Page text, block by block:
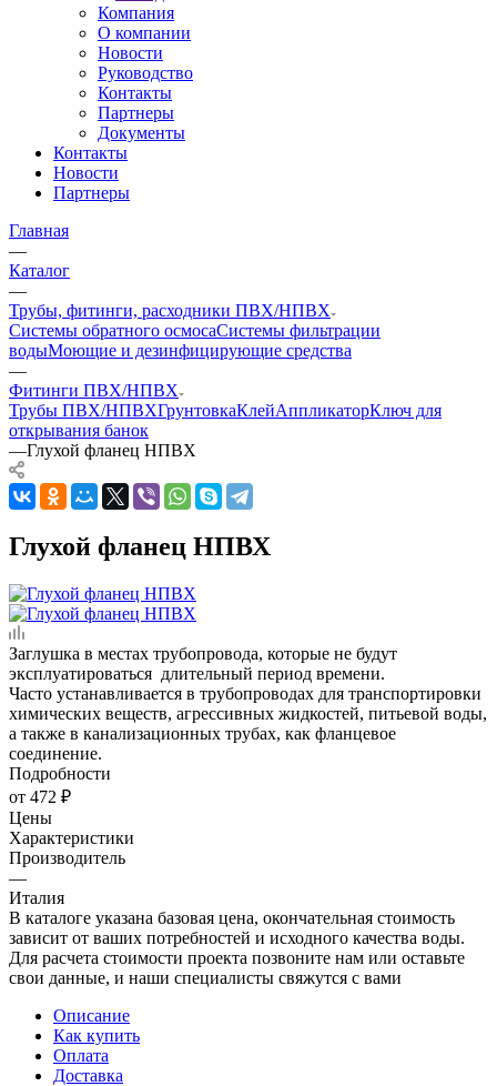
Компания
О компании
Новости
Руководство
Контакты
Партнеры
Документы
Контакты
Новости
Партнеры
Главная
—
Каталог
—
Трубы, фитинги, расходники ПВХ/НПВХ
Системы обратного осмосаСистемы фильтрации
водыМоющие и дезинфицирующие средства
—
Фитинги ПВХ/НПВХ
Трубы ПВХ/НПВХГрунтовкаКлейАппликаторКлюч для
открывания банок
—Глухой фланец НПВХ
Глухой фланец НПВХ
Заглушка в местах трубопровода, которые не будут
эксплуатироваться длительный период времени.
Часто устанавливается в трубопроводах для транспортировки
химических веществ, агрессивных жидкостей, питьевой воды,
а также в канализационных трубах, как фланцевое
соединение.
Подробности
от 472 ₽
Цены
Характеристики
Производитель
—
Италия
В каталоге указана базовая цена, окончательная стоимость
зависит от ваших потребностей и исходного качества воды.
Для расчета стоимости проекта позвоните нам или оставьте
свои данные, и наши специалисты свяжутся с вами
Описание
Как купить
Оплата
Доставка